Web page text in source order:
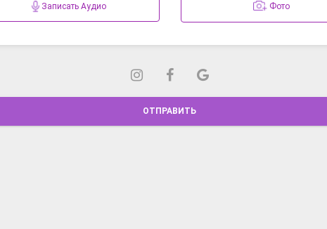
Записать Аудио Фото
ОТПРАВИТЬ